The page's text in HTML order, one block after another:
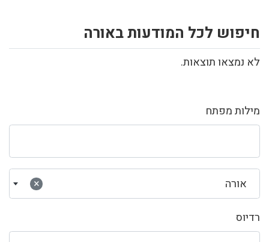
מילות מפתח
× אורה
רדיוס
חיפוש לכל המודעות באורה
לא נמצאו תוצאות.